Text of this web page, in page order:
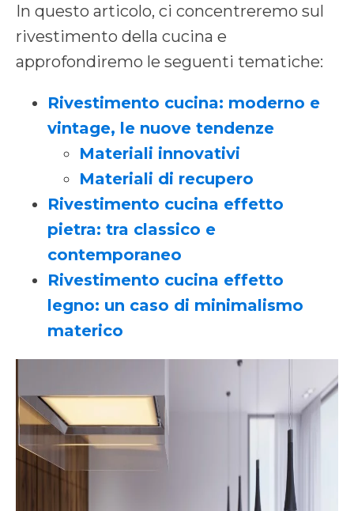
In questo articolo, ci concentreremo sul
rivestimento della cucina e
approfondiremo le seguenti tematiche:
Rivestimento cucina: moderno e
vintage, le nuove tendenze
Materiali innovativi
Materiali di recupero
Rivestimento cucina effetto
pietra: tra classico e
contemporaneo
Rivestimento cucina effetto
legno: un caso di minimalismo
materico